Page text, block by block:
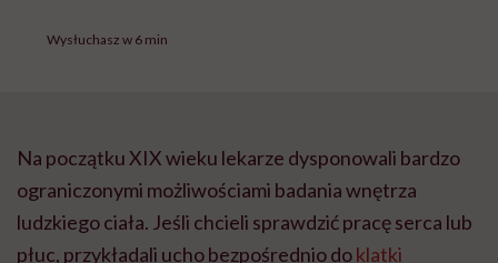
Wysłuchasz w 6 min
Na początku XIX wieku lekarze dysponowali bardzo
ograniczonymi możliwościami badania wnętrza
ludzkiego ciała. Jeśli chcieli sprawdzić pracę serca lub
płuc, przykładali ucho bezpośrednio doklatki